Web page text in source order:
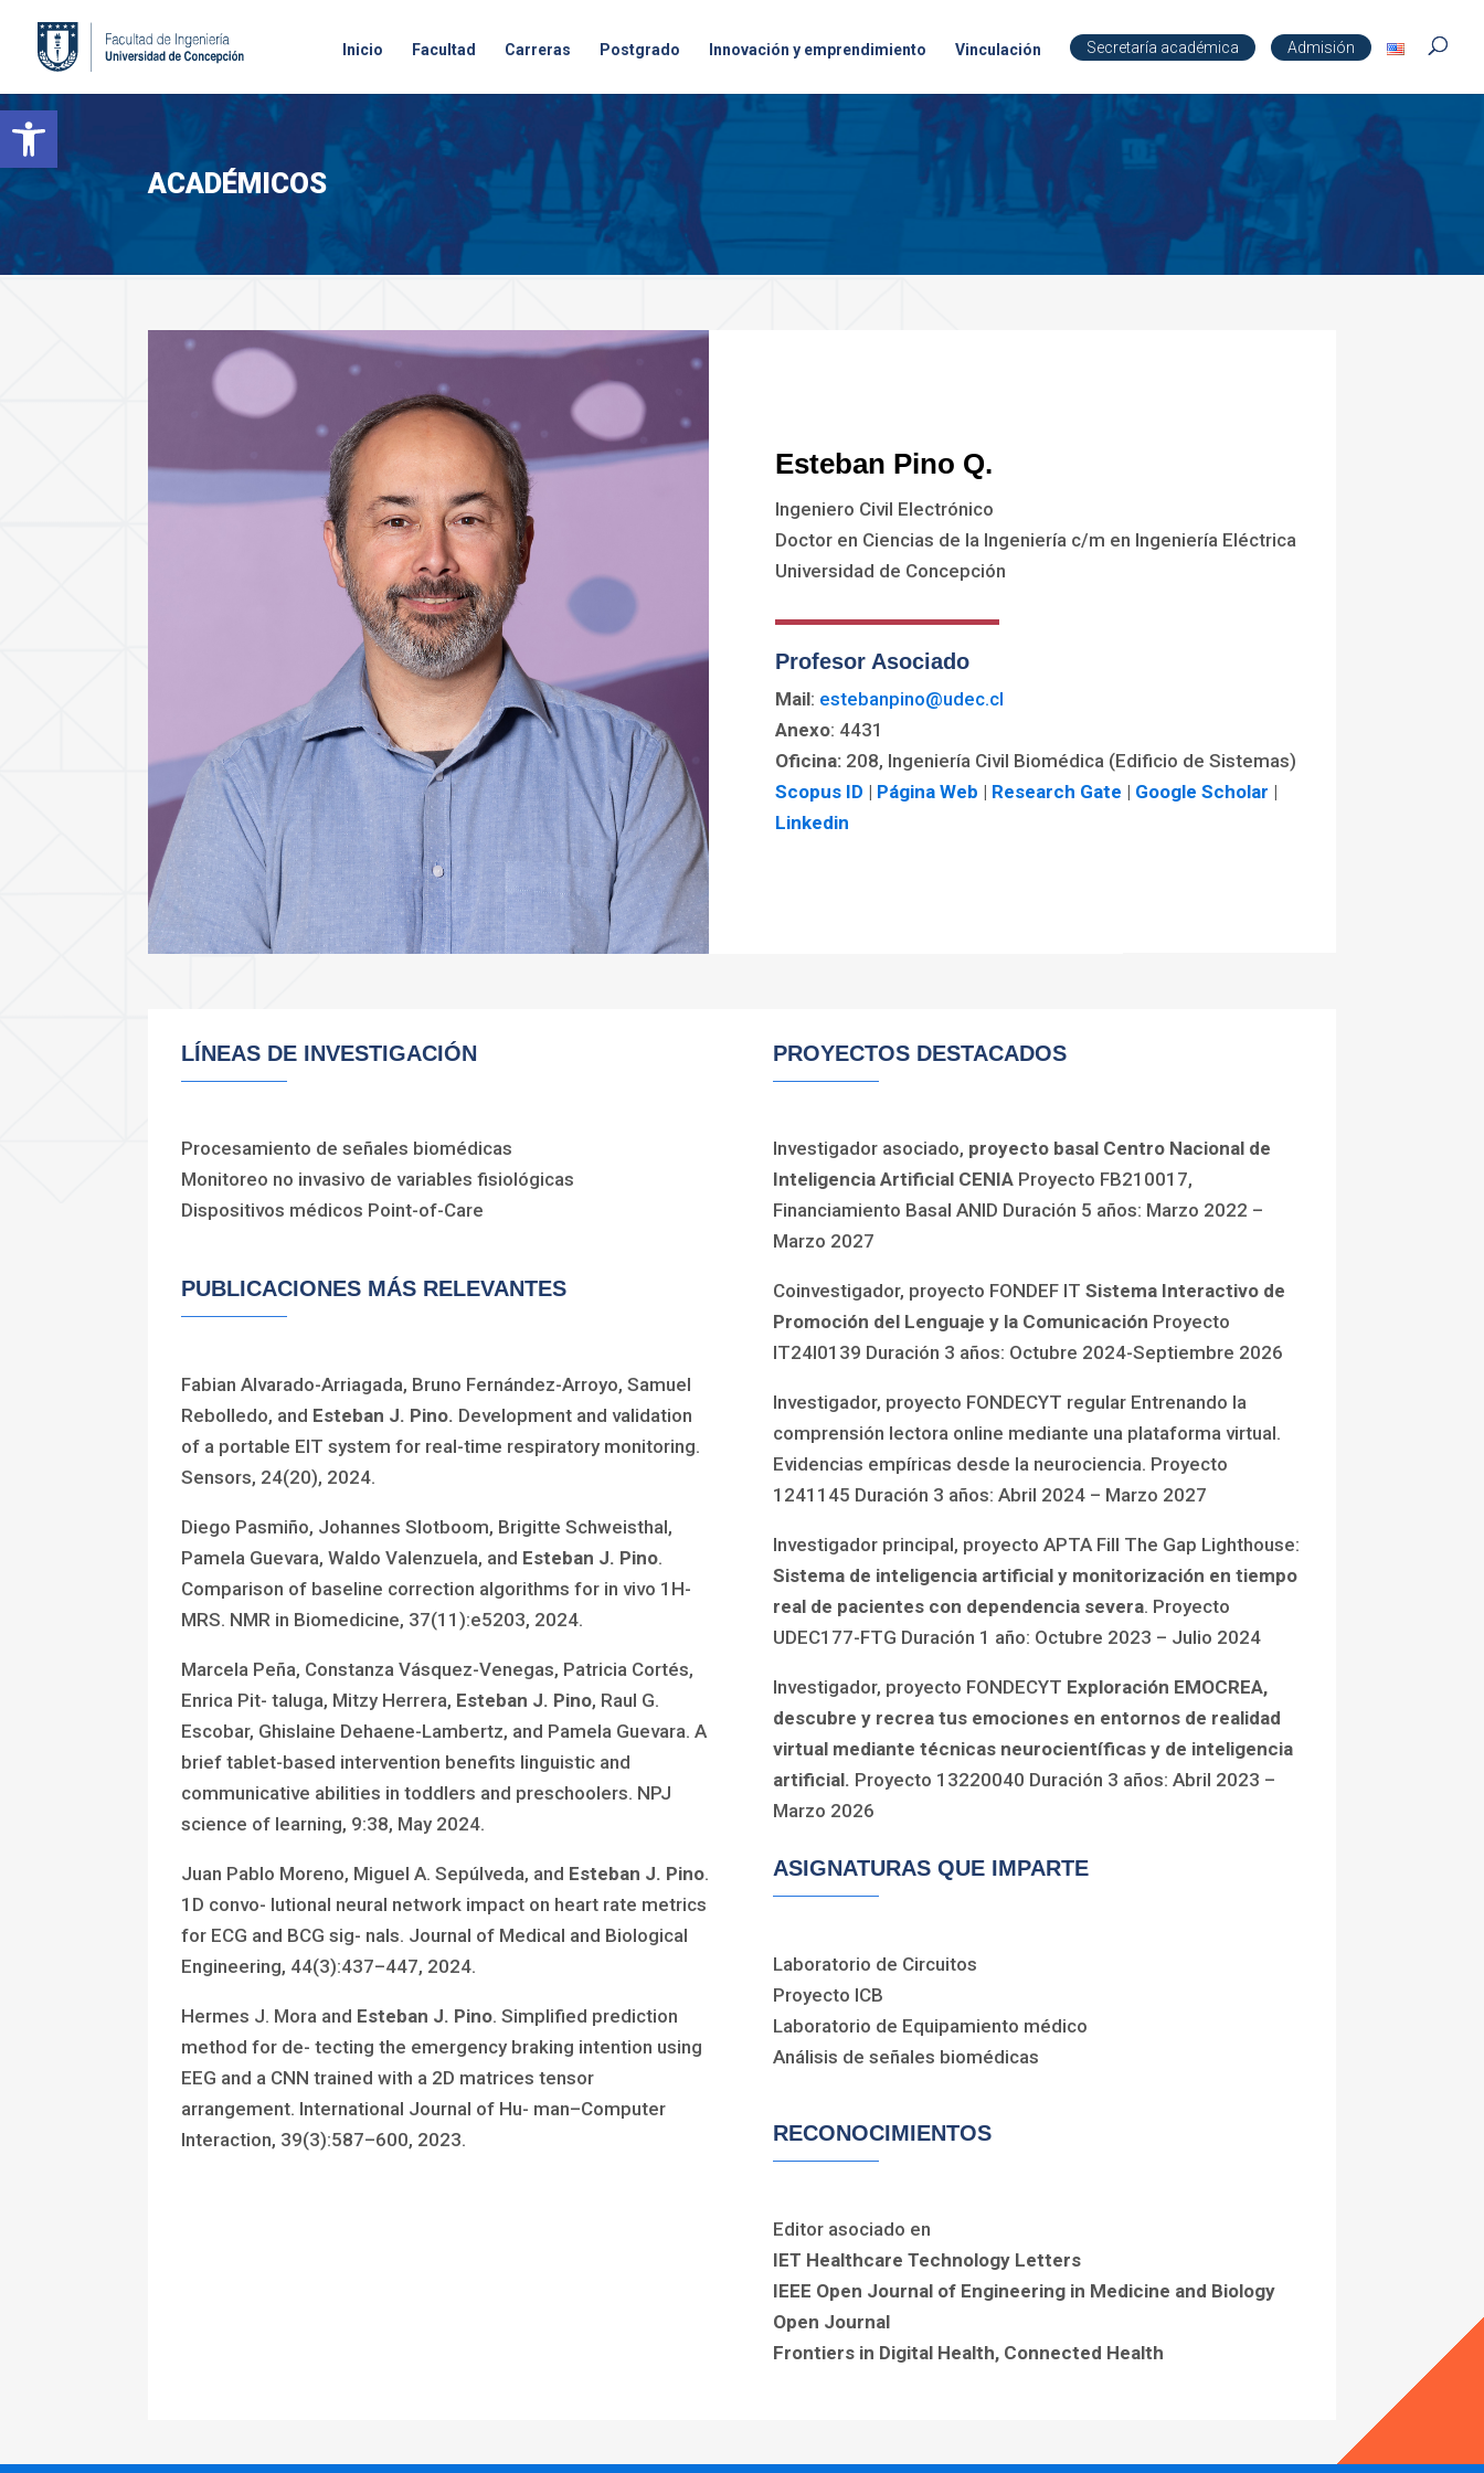
Open toolbar
Inicio Facultad Carreras Postgrado Innovación y emprendimiento Vinculación Secretaría académica Admisión
ACADÉMICOS
Esteban Pino Q.
Ingeniero Civil Electrónico
Doctor en Ciencias de la Ingeniería c/m en Ingeniería Eléctrica
Universidad de Concepción
Profesor Asociado
Mail: estebanpino@udec.cl
Anexo: 4431
Oficina:208, Ingeniería Civil Biomédica (Edificio de Sistemas)
Scopus ID | Página Web | Research Gate | Google Scholar |
Linkedin
LÍNEAS DE INVESTIGACIÓN
Procesamiento de señales biomédicas
Monitoreo no invasivo de variables fisiológicas
Dispositivos médicos Point-of-Care
PUBLICACIONES MÁS RELEVANTES
Fabian Alvarado-Arriagada, Bruno Fernández-Arroyo, Samuel
Rebolledo, and Esteban J. Pino. Development and validation
of a portable EIT system for real-time respiratory monitoring.
Sensors, 24(20), 2024.
Diego Pasmiño, Johannes Slotboom, Brigitte Schweisthal,
Pamela Guevara, Waldo Valenzuela, and Esteban J. Pino.
Comparison of baseline correction algorithms for in vivo 1H-
MRS. NMR in Biomedicine, 37(11):e5203, 2024.
Marcela Peña, Constanza Vásquez-Venegas, Patricia Cortés,
Enrica Pit- taluga, Mitzy Herrera, Esteban J. Pino, Raul G.
Escobar, Ghislaine Dehaene-Lambertz, and Pamela Guevara. A
brief tablet-based intervention benefits linguistic and
communicative abilities in toddlers and preschoolers. NPJ
science of learning, 9:38, May 2024.
Juan Pablo Moreno, Miguel A. Sepúlveda, and Esteban J. Pino.
1D convo- lutional neural network impact on heart rate metrics
for ECG and BCG sig- nals. Journal of Medical and Biological
Engineering, 44(3):437–447, 2024.
Hermes J. Mora and Esteban J. Pino. Simplified prediction
method for de- tecting the emergency braking intention using
EEG and a CNN trained with a 2D matrices tensor
arrangement. International Journal of Hu- man–Computer
Interaction, 39(3):587–600, 2023.
PROYECTOS DESTACADOS
Investigador asociado, proyecto basal Centro Nacional de
Inteligencia Artificial CENIAProyecto FB210017,
Financiamiento Basal ANID Duración 5 años: Marzo 2022 –
Marzo 2027
Coinvestigador, proyecto FONDEF IT Sistema Interactivo de
Promoción del Lenguaje y la Comunicación Proyecto
IT24I0139 Duración 3 años: Octubre 2024-Septiembre 2026
Investigador, proyecto FONDECYT regular Entrenando la
comprensión lectora online mediante una plataforma virtual.
Evidencias empíricas desde la neurociencia. Proyecto
1241145 Duración 3 años: Abril 2024 – Marzo 2027
Investigador principal, proyecto APTA Fill The Gap Lighthouse:
Sistema de inteligencia artificial y monitorización en tiempo
real de pacientes con dependencia severa. Proyecto
UDEC177-FTG Duración 1 año: Octubre 2023 – Julio 2024
Investigador, proyecto FONDECYT Exploración EMOCREA,
descubre y recrea tus emociones en entornos de realidad
virtual mediante técnicas neurocientíficas y de inteligencia
artificial. Proyecto 13220040 Duración 3 años: Abril 2023 –
Marzo 2026
ASIGNATURAS QUE IMPARTE
Laboratorio de Circuitos
Proyecto ICB
Laboratorio de Equipamiento médico
Análisis de señales biomédicas
RECONOCIMIENTOS
Editor asociado en
IET Healthcare Technology Letters
IEEE Open Journal of Engineering in Medicine and Biology
Open Journal
Frontiers in Digital Health, Connected Health